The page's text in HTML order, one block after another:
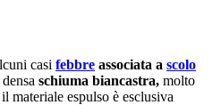
casi febbre associata a scolo
schiuma biancastra, molto
materiale espulso è esclusiva